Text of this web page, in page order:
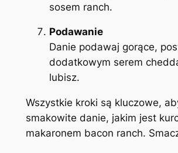
sosem ranch.
Podawanie
Danie podawaj gorące,
dodatkowym serem
lubisz.
Wszystkie kroki są kluczowe,
smakowite danie, jakim jest
makaronem bacon ranch.